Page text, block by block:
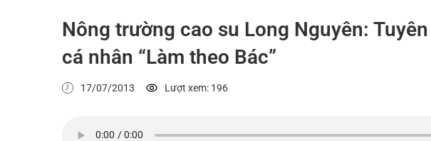
Nông trường cao su Long Nguyên:
cá nhân “Làm theo Bác”
17/07/2013 Lượt xem: 196